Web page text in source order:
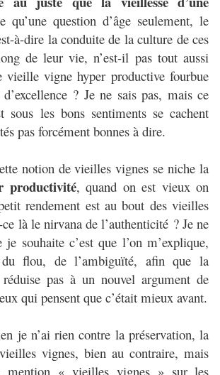
qu’une question d’âge seulement, le
à-dire la conduite de la culture de ces
de leur vie, n’est-il pas tout aussi
vieille vigne hyper productive fourbue
? Je ne sais pas, mais ce
sous les bons sentiments se cachent
pas forcément bonnes à dire.
notion de vieilles vignes se niche la
productivité, quand on est vieux on
rendement est au bout des vieilles
là le nirvana de l’authenticité ? Je ne
souhaite c’est que l’on m’explique,
flou, de l’ambiguïté, afin que la
pas à un nouvel argument de
qui pensent que c’était mieux avant.
je n’ai rien contre la préservation, la
vignes, bien au contraire, mais
mention « vieilles vignes » sur les